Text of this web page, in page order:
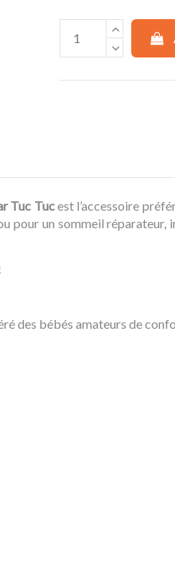
Tuc Tucest l’accessoire
pour un sommeil
des bébés amateurs de